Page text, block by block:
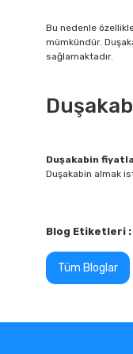
Bu nedenle
mümkündür.
sağlamaktadır.
Duşakabin
Duşakabin almak
Blog Etiketleri :
Tüm Bloglar